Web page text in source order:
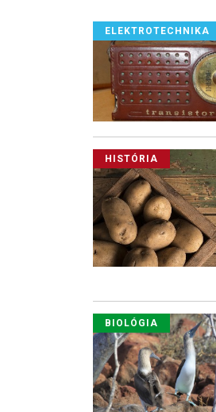
ELEKTROTECHNIKA
HISTÓRIA
BIOLÓGIA